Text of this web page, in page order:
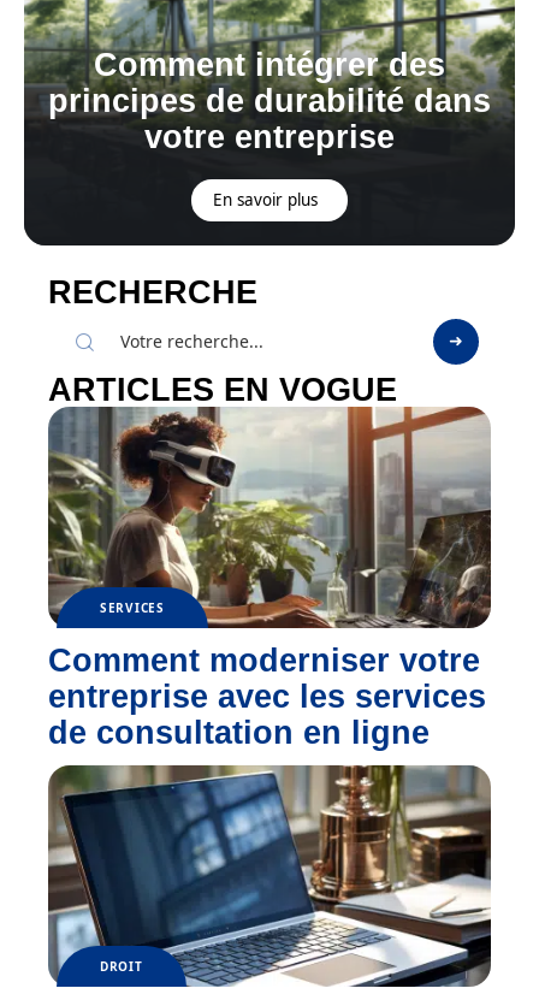
Comment intégrer des
principes de durabilité dans
votre entreprise
En savoir plus
RECHERCHE
ARTICLES EN VOGUE
SERVICES
Comment moderniser votre
entreprise avec les services
de consultation en ligne
DROIT